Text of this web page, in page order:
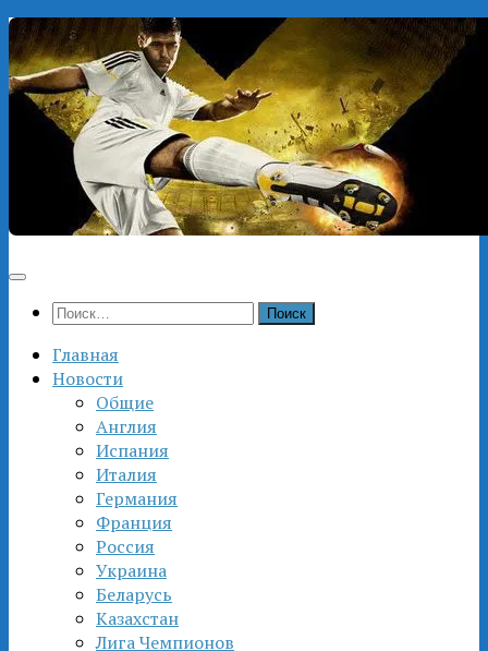
Перейти
к
содержимому
Найти:
Главная
Новости
Общие
Англия
Испания
Италия
Германия
Франция
Россия
Украина
Беларусь
Казахстан
Лига Чемпионов